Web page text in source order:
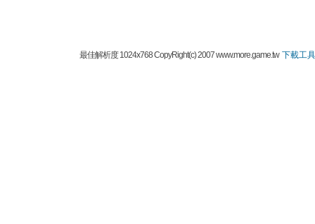
最佳解析度 1024x768 CopyRight(c) 2007 www.more.game.tw下載工